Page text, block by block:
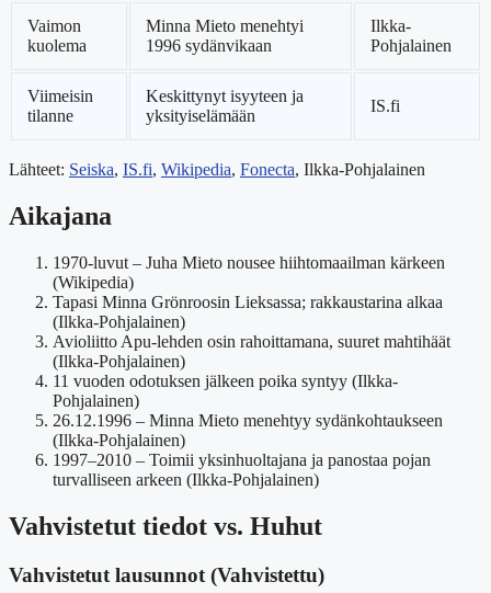
Vaimon
kuolema
Minna Mieto menehtyi
1996 sydänvikaan
Ilkka-
Pohjalainen
Viimeisin
tilanne
Keskittynyt isyyteen ja
yksityiselämään
IS.fi
Lähteet: Seiska, IS.fi, Wikipedia, Fonecta, Ilkka-Pohjalainen
Aikajana
1970-luvut – Juha Mieto nousee hiihtomaailman kärkeen
(Wikipedia)
Tapasi Minna Grönroosin Lieksassa; rakkaustarina alkaa
(Ilkka-Pohjalainen)
Avioliitto Apu-lehden osin rahoittamana, suuret mahtihäät
(Ilkka-Pohjalainen)
11 vuoden odotuksen jälkeen poika syntyy (Ilkka-
Pohjalainen)
26.12.1996 – Minna Mieto menehtyy sydänkohtaukseen
(Ilkka-Pohjalainen)
1997–2010 – Toimii yksinhuoltajana ja panostaa pojan
turvalliseen arkeen (Ilkka-Pohjalainen)
Vahvistetut tiedot vs. Huhut
Vahvistetut lausunnot (Vahvistettu)